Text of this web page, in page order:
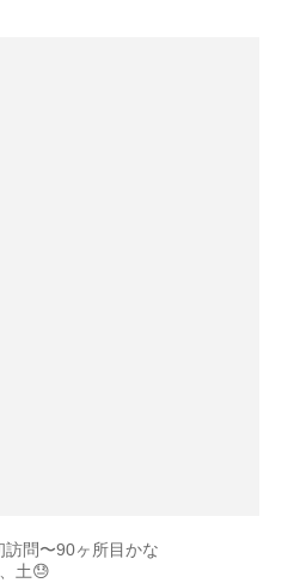
訪問〜90ヶ所目かな
土😓